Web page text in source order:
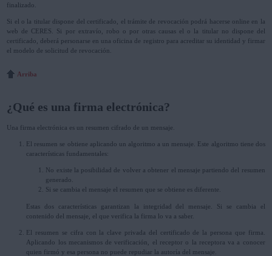
finalizado.
Si el o la titular dispone del certificado, el trámite de revocación podrá hacerse online en la
web de CERES. Si por extravío, robo o por otras causas el o la titular no dispone del
certificado, deberá personarse en una oficina de registro para acreditar su identidad y firmar
el modelo de solicitud de revocación.
Arriba
¿Qué es una firma electrónica?
Una firma electrónica es un resumen cifrado de un mensaje.
El resumen se obtiene aplicando un algoritmo a un mensaje. Este algoritmo tiene dos
características fundamentales:
No existe la posibilidad de volver a obtener el mensaje partiendo del resumen
generado.
Si se cambia el mensaje el resumen que se obtiene es diferente.
Estas dos características garantizan la integridad del mensaje. Si se cambia el
contenido del mensaje, el que verifica la firma lo va a saber.
El resumen se cifra con la clave privada del certificado de la persona que firma.
Aplicando los mecanismos de verificación, el receptor o la receptora va a conocer
quien firmó y esa persona no puede repudiar la autoría del mensaje.